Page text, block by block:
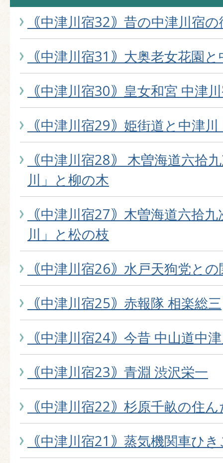
｟中津川宿32｠昔の中津川宿
｟中津川宿31｠大奥老女花園
｟中津川宿30｠皇女和宮 中津
｟中津川宿29｠姫街道と中津
｟中津川宿28｠ 木曽海道六拾
川」と柳の木
｟中津川宿27｠木曽海道六拾
川」と松の枝
｟中津川宿26｠水戸天狗党と
｟中津川宿25｠赤報隊 相楽総三
｟中津川宿24｠今昔 中山道中
｟中津川宿23｠青淵 渋沢栄一
｟中津川宿22｠杉原千畝の住
｟中津川宿21｠蒸気機関車ひ